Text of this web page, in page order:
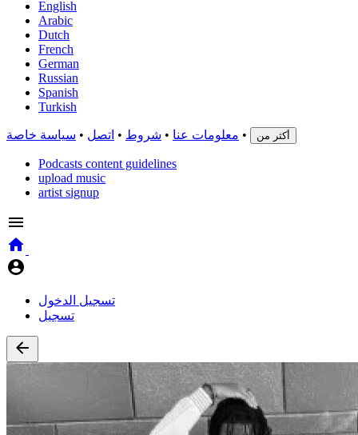
English
Arabic
Dutch
French
German
Russian
Spanish
Turkish
معلومات عنا • شروط • اتصل • سياسة خاصة • أكثر من
Podcasts content guidelines
upload music
artist signup
تسجيل الدخول
تسجيل